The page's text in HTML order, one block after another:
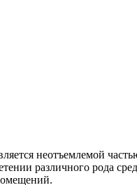
неотъемлемой
различного рода